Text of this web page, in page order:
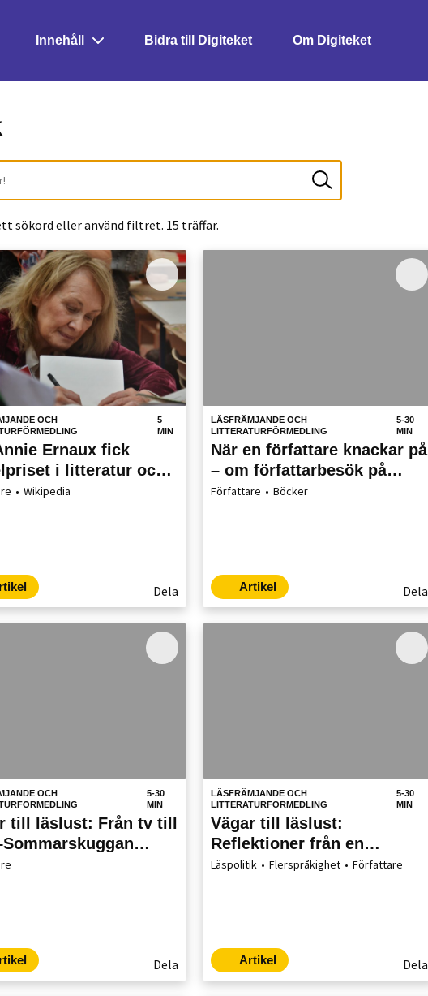
Innehåll Bidra till Digiteket Om Digiteket
Sök!
sökord eller använd filtret. 15 träffar.
OCH
5
MIN
Ernaux fick
i litteratur och
000 visningar på
Wikipedia
Dela
LÄSFRÄMJANDE OCH
LITTERATURFÖRMEDLING
5-30
MIN
När en författare knackar på
– om författarbesök på
bibliotek
Författare Böcker
Artikel Dela
OCH
5-30
MIN
till läslust: Från tv till
till läsning
Dela
LÄSFRÄMJANDE OCH
LITTERATURFÖRMEDLING
5-30
MIN
Vägar till läslust:
Reflektioner från en
läsambassadör
Läspolitik Flerspråkighet Författare
Artikel Dela